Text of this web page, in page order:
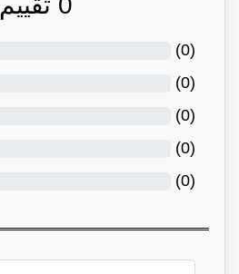
(
0
)
(
0
)
(
0
)
(
0
)
(
0
)